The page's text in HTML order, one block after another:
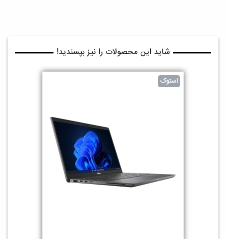
شاید این محصولات را نیز بپسندید!
استوک